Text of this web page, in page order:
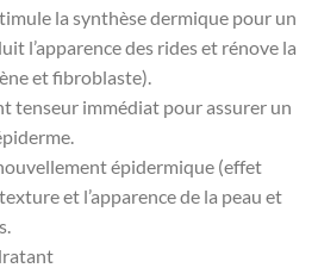
la synthèse dermique pour un
l’apparence des rides et rénove la
et fibroblaste).
tenseur immédiat pour assurer un
épidermique (effet
et l’apparence de la peau et